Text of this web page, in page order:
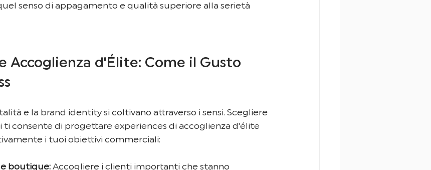
senso di appagamento e qualità superiore alla serietà
Accoglienza d'Élite: Come il Gusto
e la brand identity si coltivano attraverso i sensi. Scegliere
ti consente di progettare experiences di accoglienza d'élite
i tuoi obiettivi commerciali:
boutique: Accogliere i clienti importanti che stanno